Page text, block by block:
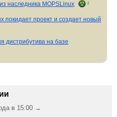
наследника MOPSLinux 2
покидает проект и создает новый
дистрибутива на базе
в 15:00 →